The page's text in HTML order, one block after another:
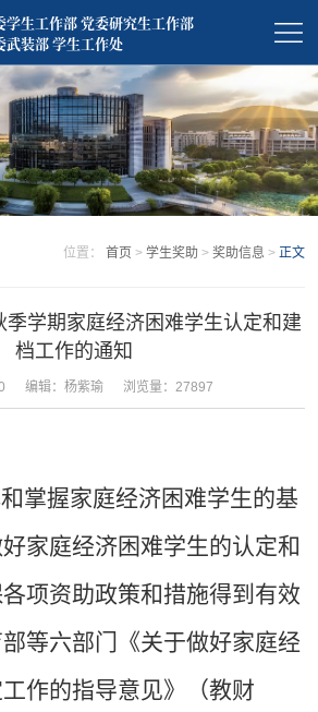
学生工作部 党委研究生工作部
武装部 学生工作处
位置：首页 >学生奖助 >奖助信息 > 正文
季学期家庭经济困难学生认定和建
档工作的通知
编辑：杨紫瑜 浏览量： 27897
掌握家庭经济困难学生的基
家庭经济困难学生的认定和
项资助政策和措施得到有效
等六部门《关于做好家庭经
作的指导意见》（教财